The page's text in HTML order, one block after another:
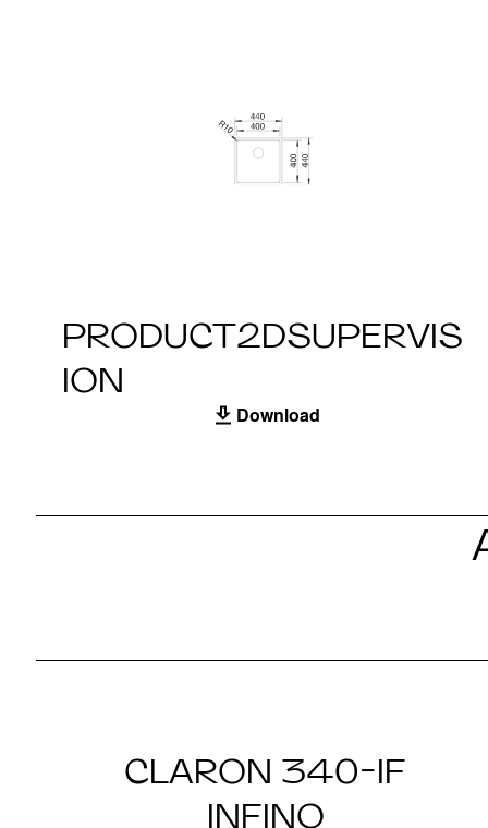
PRODUCT2DSUPERVIS
ION
Download
CLARON 340-IF
INFINO